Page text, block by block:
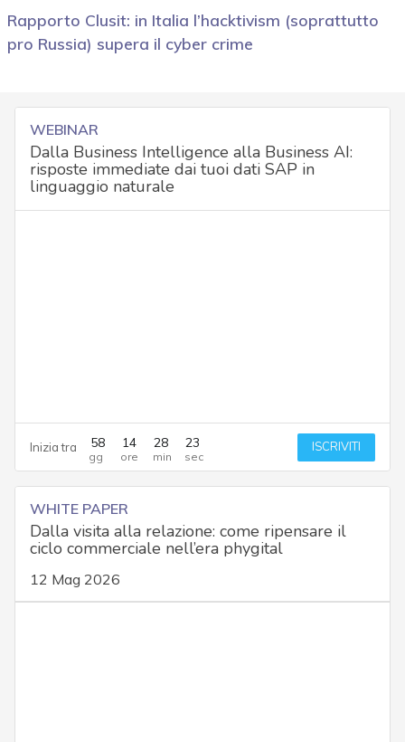
Rapporto Clusit: in Italia l’hacktivism (soprattutto
pro Russia) supera il cyber crime
WEBINAR
Dalla Business Intelligence alla Business AI:
risposte immediate dai tuoi dati SAP in
linguaggio naturale
Inizia tra 58 14 28 22 ISCRIVITI
WHITE PAPER
Dalla visita alla relazione: come ripensare il
ciclo commerciale nell’era phygital
12 Mag 2026